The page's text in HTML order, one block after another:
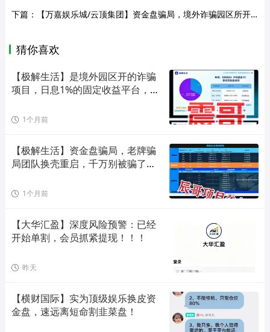
下篇：
【万嘉娱乐城/云顶集团】资金盘骗局，境外诈骗园区所开，看见远离！
猜你喜欢
【极解生活】是境外园区开的诈骗
项目，日息1%的固定收益平台，全
1个月前
【极解生活】资金盘骗局，老牌骗
局团队换壳重启，千万别被骗了，
1个月前
【大华汇盈】深度风险预警：已经
开始单割，会员抓紧提现！！！
昨天
【横财国际】实为顶级娱乐换皮资
金盘，速远离短命割韭菜盘！